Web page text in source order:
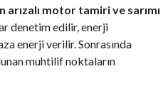
arızalı motor tamiri ve sarımı
denetim edilir, enerji
enerji verilir. Sonrasında
muhtilif noktaların